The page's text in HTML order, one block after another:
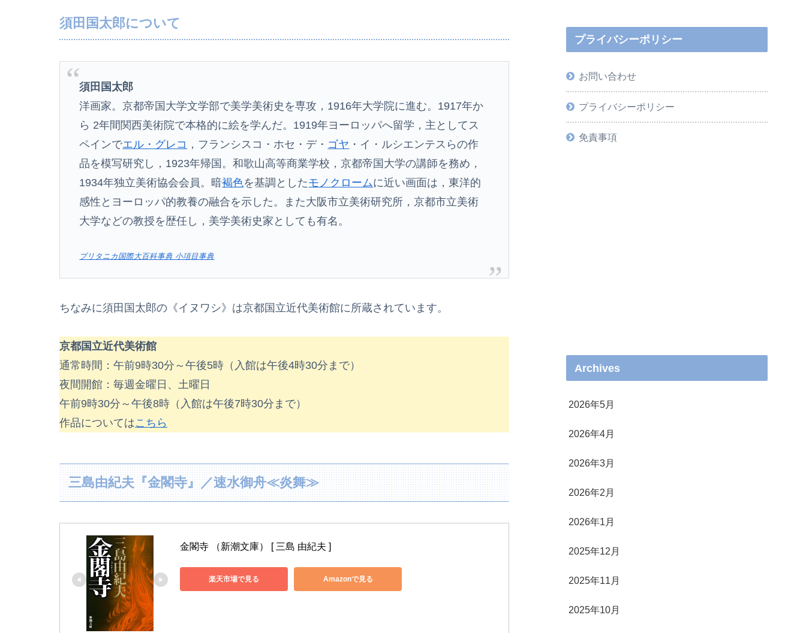
須田国太郎について
須田国太郎
洋画家。京都帝国大学文学部で美学美術史を専攻，1916年大学院に進む。1917年か
ら 2年間関西美術院で本格的に絵を学んだ。1919年ヨーロッパへ留学，主としてス
ペインでエル・グレコ ，フランシスコ・ホセ・デ・ ゴヤ ・イ・ルシエンテスらの作
品を模写研究し，1923年帰国。和歌山高等商業学校，京都帝国大学の講師を務め，
1934年独立美術協会会員。暗褐色を基調としたモノクロームに近い画面は，東洋的
感性とヨーロッパ的教養の融合を示した。また大阪市立美術研究所，京都市立美術
大学などの教授を歴任し，美学美術史家としても有名。
ブリタニカ国際大百科事典 小項目事典
ちなみに須田国太郎の《イヌワシ》は京都国立近代美術館に所蔵されています。
京都国立近代美術館
通常時間：午前9時30分～午後5時（入館は午後4時30分まで）
夜間開館：毎週金曜日、土曜日
午前9時30分～午後8時（入館は午後7時30分まで）
作品についてはこちら
三島由紀夫『金閣寺』／速水御舟≪炎舞≫
金閣寺 （新潮文庫） [ 三島 由紀夫 ]
楽天市場で見る Amazonで見る
プライバシーポリシー
お問い合わせ
プライバシーポリシー
免責事項
Archives
2026年5月
2026年4月
2026年3月
2026年2月
2026年1月
2025年12月
2025年11月
2025年10月